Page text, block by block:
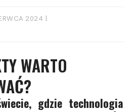
2024
WARTO
gdzie technologia